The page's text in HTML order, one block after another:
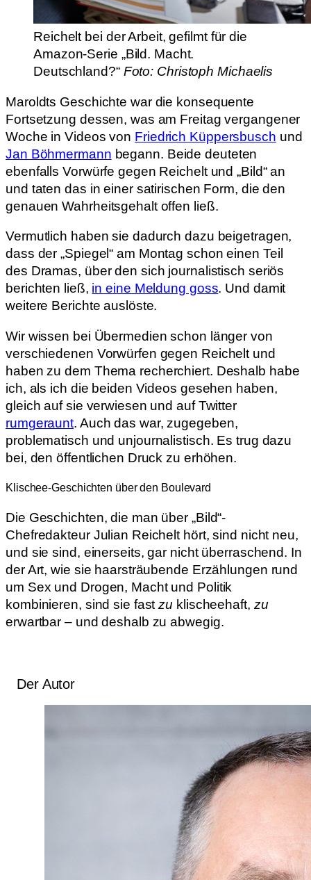
Reichelt bei der Arbeit, gefilmt für die
Amazon-Serie „Bild. Macht.
Deutschland?“ Foto: Christoph Michaelis
Maroldts Geschichte war die konsequente
Fortsetzung dessen, was am Freitag vergangener
Woche in Videos von Friedrich Küppersbusch und
Jan Böhmermann begann. Beide deuteten
ebenfalls Vorwürfe gegen Reichelt und „Bild“ an
und taten das in einer satirischen Form, die den
genauen Wahrheitsgehalt offen ließ.
Vermutlich haben sie dadurch dazu beigetragen,
dass der „Spiegel“ am Montag schon einen Teil
des Dramas, über den sich journalistisch seriös
berichten ließ, in eine Meldung goss. Und damit
weitere Berichte auslöste.
Wir wissen bei Übermedien schon länger von
verschiedenen Vorwürfen gegen Reichelt und
haben zu dem Thema recherchiert. Deshalb habe
ich, als ich die beiden Videos gesehen haben,
gleich auf sie verwiesen und auf Twitter
rumgeraunt. Auch das war, zugegeben,
problematisch und unjournalistisch. Es trug dazu
bei, den öffentlichen Druck zu erhöhen.
Klischee-Geschichten über den Boulevard
Die Geschichten, die man über „Bild“-
Chefredakteur Julian Reichelt hört, sind nicht neu,
und sie sind, einerseits, gar nicht überraschend. In
der Art, wie sie haarsträubende Erzählungen rund
um Sex und Drogen, Macht und Politik
kombinieren, sind sie fastzu klischeehaft, zu
erwartbar – und deshalb zu abwegig.
Der Autor